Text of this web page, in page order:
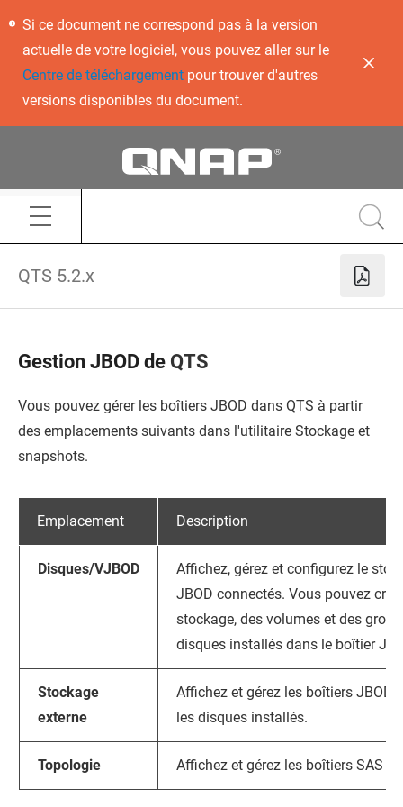
Si ce document ne correspond pas à la version
actuelle de votre logiciel, vous pouvez aller sur le
Centre de téléchargementpour trouver d'autres
versions disponibles du document.
QTS 5.2.x
Gestion JBOD de QTS
Vous pouvez gérer les boîtiers JBOD dans QTS à partir
des emplacements suivants dans l'utilitaire Stockage et
snapshots.
Emplacement Description
Disques/VJBOD
Affichez, gérez et configurez le
JBOD connectés. Vous pouvez
stockage, des volumes et des
disques installés dans le boîtier
Stockage
externe
Affichez et gérez les boîtiers JBOD
les disques installés.
Topologie Affichez et gérez les boîtiers SAS